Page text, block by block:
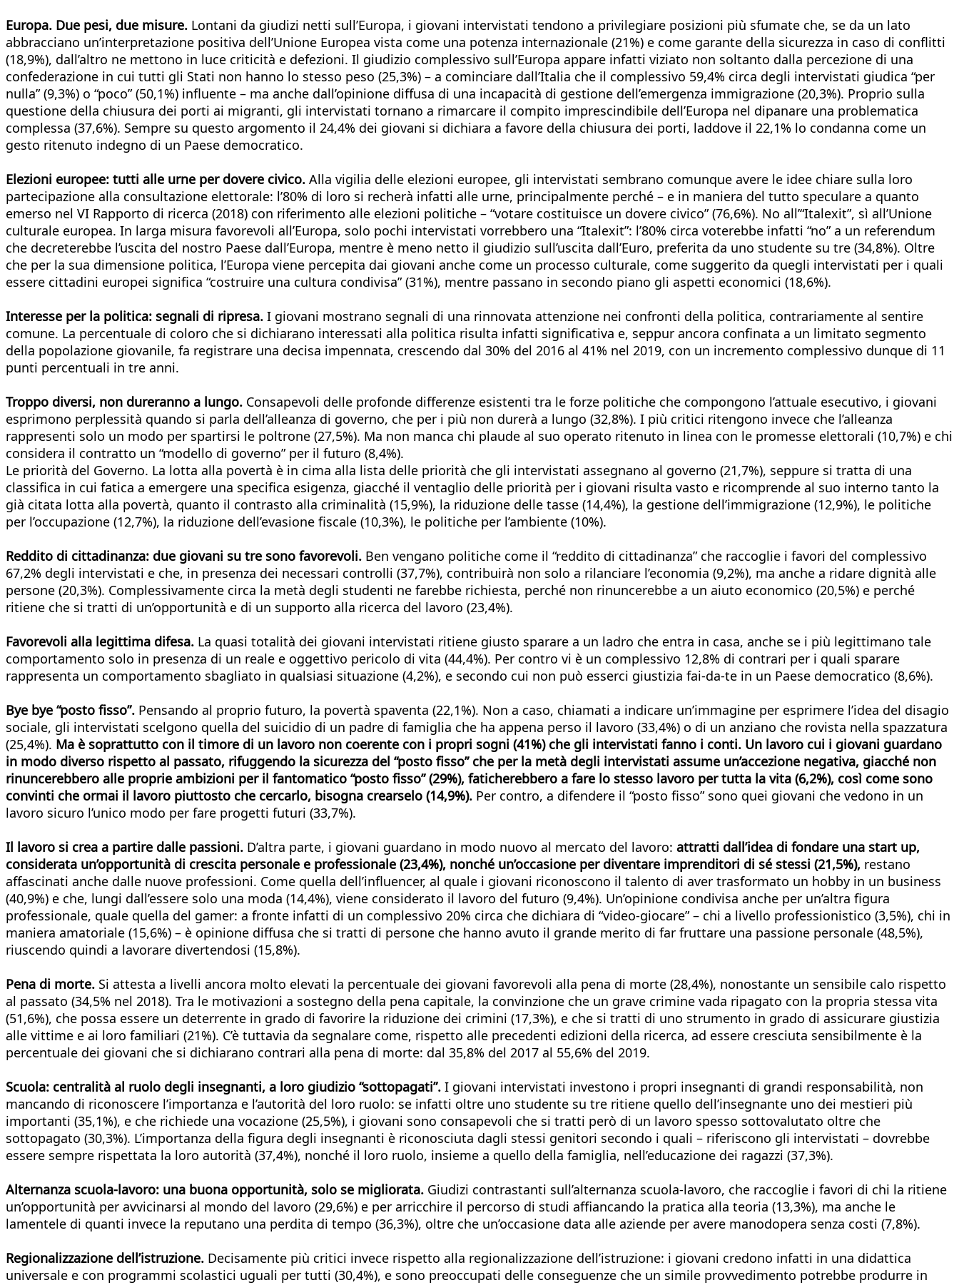
Europa. Due pesi, due misure. Lontani da giudizi netti sull’Europa, i giovani intervistati tendono a privilegiare posizioni più sfumate che, se da un lato
abbracciano un’interpretazione positiva dell’Unione Europea vista come una potenza internazionale (21%) e come garante della sicurezza in caso di conflitti
(18,9%), dall’altro ne mettono in luce criticità e defezioni. Il giudizio complessivo sull’Europa appare infatti viziato non soltanto dalla percezione di una
confederazione in cui tutti gli Stati non hanno lo stesso peso (25,3%) – a cominciare dall’Italia che il complessivo 59,4% circa degli intervistati giudica “per
nulla” (9,3%) o “poco” (50,1%) influente – ma anche dall’opinione diffusa di una incapacità di gestione dell’emergenza immigrazione (20,3%). Proprio sulla
questione della chiusura dei porti ai migranti, gli intervistati tornano a rimarcare il compito imprescindibile dell’Europa nel dipanare una problematica
complessa (37,6%). Sempre su questo argomento il 24,4% dei giovani si dichiara a favore della chiusura dei porti, laddove il 22,1% lo condanna come un
gesto ritenuto indegno di un Paese democratico.
Elezioni europee: tutti alle urne per dovere civico. Alla vigilia delle elezioni europee, gli intervistati sembrano comunque avere le idee chiare sulla loro
partecipazione alla consultazione elettorale: l’80% di loro si recherà infatti alle urne, principalmente perché – e in maniera del tutto speculare a quanto
emerso nel VI Rapporto di ricerca (2018) con riferimento alle elezioni politiche – “votare costituisce un dovere civico” (76,6%). No all’“Italexit”, sì all’Unione
culturale europea. In larga misura favorevoli all’Europa, solo pochi intervistati vorrebbero una “Italexit”: l’80% circa voterebbe infatti “no” a un referendum
che decreterebbe l’uscita del nostro Paese dall’Europa, mentre è meno netto il giudizio sull’uscita dall’Euro, preferita da uno studente su tre (34,8%). Oltre
che per la sua dimensione politica, l’Europa viene percepita dai giovani anche come un processo culturale, come suggerito da quegli intervistati per i quali
essere cittadini europei significa “costruire una cultura condivisa” (31%), mentre passano in secondo piano gli aspetti economici (18,6%).
Interesse per la politica: segnali di ripresa. I giovani mostrano segnali di una rinnovata attenzione nei confronti della politica, contrariamente al sentire
comune. La percentuale di coloro che si dichiarano interessati alla politica risulta infatti significativa e, seppur ancora confinata a un limitato segmento
della popolazione giovanile, fa registrare una decisa impennata, crescendo dal 30% del 2016 al 41% nel 2019, con un incremento complessivo dunque di 11
punti percentuali in tre anni.
Troppo diversi, non dureranno a lungo. Consapevoli delle profonde differenze esistenti tra le forze politiche che compongono l’attuale esecutivo, i giovani
esprimono perplessità quando si parla dell’alleanza di governo, che per i più non durerà a lungo (32,8%). I più critici ritengono invece che l’alleanza
rappresenti solo un modo per spartirsi le poltrone (27,5%). Ma non manca chi plaude al suo operato ritenuto in linea con le promesse elettorali (10,7%) e chi
considera il contratto un “modello di governo” per il futuro (8,4%).
Le priorità del Governo. La lotta alla povertà è in cima alla lista delle priorità che gli intervistati assegnano al governo (21,7%), seppure si tratta di una
classifica in cui fatica a emergere una specifica esigenza, giacché il ventaglio delle priorità per i giovani risulta vasto e ricomprende al suo interno tanto la
già citata lotta alla povertà, quanto il contrasto alla criminalità (15,9%), la riduzione delle tasse (14,4%), la gestione dell’immigrazione (12,9%), le politiche
per l’occupazione (12,7%), la riduzione dell’evasione fiscale (10,3%), le politiche per l’ambiente (10%).
Reddito di cittadinanza: due giovani su tre sono favorevoli. Ben vengano politiche come il “reddito di cittadinanza” che raccoglie i favori del complessivo
67,2% degli intervistati e che, in presenza dei necessari controlli (37,7%), contribuirà non solo a rilanciare l’economia (9,2%), ma anche a ridare dignità alle
persone (20,3%). Complessivamente circa la metà degli studenti ne farebbe richiesta, perché non rinuncerebbe a un aiuto economico (20,5%) e perché
ritiene che si tratti di un’opportunità e di un supporto alla ricerca del lavoro (23,4%).
Favorevoli alla legittima difesa. La quasi totalità dei giovani intervistati ritiene giusto sparare a un ladro che entra in casa, anche se i più legittimano tale
comportamento solo in presenza di un reale e oggettivo pericolo di vita (44,4%). Per contro vi è un complessivo 12,8% di contrari per i quali sparare
rappresenta un comportamento sbagliato in qualsiasi situazione (4,2%), e secondo cui non può esserci giustizia fai-da-te in un Paese democratico (8,6%).
Bye bye “posto fisso”. Pensando al proprio futuro, la povertà spaventa (22,1%). Non a caso, chiamati a indicare un’immagine per esprimere l’idea del disagio
sociale, gli intervistati scelgono quella del suicidio di un padre di famiglia che ha appena perso il lavoro (33,4%) o di un anziano che rovista nella spazzatura
(25,4%). Ma è soprattutto con il timore di un lavoro non coerente con i propri sogni (41%) che gli intervistati fanno i conti. Un lavoro cui i giovani guardano
in modo diverso rispetto al passato, rifuggendo la sicurezza del “posto fisso” che per la metà degli intervistati assume un’accezione negativa, giacché non
rinuncerebbero alle proprie ambizioni per il fantomatico “posto fisso” (29%), faticherebbero a fare lo stesso lavoro per tutta la vita (6,2%), così come sono
convinti che ormai il lavoro piuttosto che cercarlo, bisogna crearselo (14,9%). Per contro, a difendere il “posto fisso” sono quei giovani che vedono in un
lavoro sicuro l’unico modo per fare progetti futuri (33,7%).
Il lavoro si crea a partire dalle passioni. D’altra parte, i giovani guardano in modo nuovo al mercato del lavoro: attratti dall’idea di fondare una start up,
considerata un’opportunità di crescita personale e professionale (23,4%), nonché un’occasione per diventare imprenditori di sé stessi (21,5%), restano
affascinati anche dalle nuove professioni. Come quella dell’influencer, al quale i giovani riconoscono il talento di aver trasformato un hobby in un business
(40,9%) e che, lungi dall’essere solo una moda (14,4%), viene considerato il lavoro del futuro (9,4%). Un’opinione condivisa anche per un’altra figura
professionale, quale quella del gamer: a fronte infatti di un complessivo 20% circa che dichiara di “video-giocare” – chi a livello professionistico (3,5%), chi in
maniera amatoriale (15,6%) – è opinione diffusa che si tratti di persone che hanno avuto il grande merito di far fruttare una passione personale (48,5%),
riuscendo quindi a lavorare divertendosi (15,8%).
Pena di morte. Si attesta a livelli ancora molto elevati la percentuale dei giovani favorevoli alla pena di morte (28,4%), nonostante un sensibile calo rispetto
al passato (34,5% nel 2018). Tra le motivazioni a sostegno della pena capitale, la convinzione che un grave crimine vada ripagato con la propria stessa vita
(51,6%), che possa essere un deterrente in grado di favorire la riduzione dei crimini (17,3%), e che si tratti di uno strumento in grado di assicurare giustizia
alle vittime e ai loro familiari (21%). C’è tuttavia da segnalare come, rispetto alle precedenti edizioni della ricerca, ad essere cresciuta sensibilmente è la
percentuale dei giovani che si dichiarano contrari alla pena di morte: dal 35,8% del 2017 al 55,6% del 2019.
Scuola: centralità al ruolo degli insegnanti, a loro giudizio “sottopagati”. I giovani intervistati investono i propri insegnanti di grandi responsabilità, non
mancando di riconoscere l’importanza e l’autorità del loro ruolo: se infatti oltre uno studente su tre ritiene quello dell’insegnante uno dei mestieri più
importanti (35,1%), e che richiede una vocazione (25,5%), i giovani sono consapevoli che si tratti però di un lavoro spesso sottovalutato oltre che
sottopagato (30,3%). L’importanza della figura degli insegnanti è riconosciuta dagli stessi genitori secondo i quali – riferiscono gli intervistati – dovrebbe
essere sempre rispettata la loro autorità (37,4%), nonché il loro ruolo, insieme a quello della famiglia, nell’educazione dei ragazzi (37,3%).
Alternanza scuola-lavoro: una buona opportunità, solo se migliorata. Giudizi contrastanti sull’alternanza scuola-lavoro, che raccoglie i favori di chi la ritiene
un’opportunità per avvicinarsi al mondo del lavoro (29,6%) e per arricchire il percorso di studi affiancando la pratica alla teoria (13,3%), ma anche le
lamentele di quanti invece la reputano una perdita di tempo (36,3%), oltre che un’occasione data alle aziende per avere manodopera senza costi (7,8%).
Regionalizzazione dell’istruzione. Decisamente più critici invece rispetto alla regionalizzazione dell’istruzione: i giovani credono infatti in una didattica
universale e con programmi scolastici uguali per tutti (30,4%), e sono preoccupati delle conseguenze che un simile provvedimento potrebbe produrre in